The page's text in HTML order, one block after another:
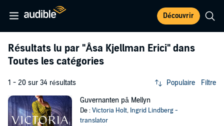
Découvrir
Résultats lu par "Åsa Kjellman Erici" dans
Toutes les catégories
1 - 20 sur 34 résultats Populaire Filtre
Guvernanten på Mellyn
De :Victoria Holt, Ingrid Lindberg -
translator